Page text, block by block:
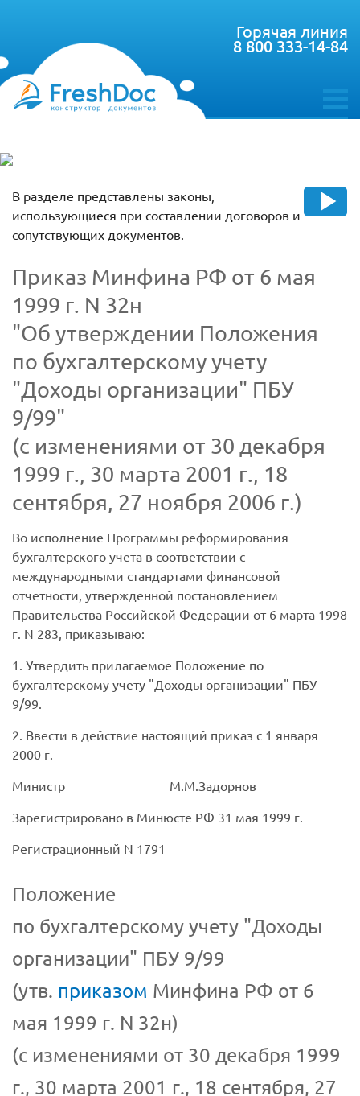
toggle
Горячая линия
8 800 333-14-84
В разделе представлены законы,
использующиеся при составлении договоров и
сопутствующих документов.
Приказ Минфина РФ от 6 мая
1999 г. N 32н
"Об утверждении Положения
по бухгалтерскому учету
"Доходы организации" ПБУ
9/99"
(с изменениями от 30 декабря
1999 г., 30 марта 2001 г., 18
сентября, 27 ноября 2006 г.)
Во исполнение Программы реформирования
бухгалтерского учета в соответствии с
международными стандартами финансовой
отчетности, утвержденной постановлением
Правительства Российской Федерации от 6 марта 1998
г. N 283, приказываю:
1. Утвердить прилагаемое Положение по
бухгалтерскому учету "Доходы организации" ПБУ
9/99.
2. Ввести в действие настоящий приказ с 1 января
2000 г.
Министр
М.М.Задорнов
Зарегистрировано в Минюсте РФ 31 мая 1999 г.
Регистрационный N 1791
Положение
по бухгалтерскому учету "Доходы
организации" ПБУ 9/99
(утв. приказом Минфина РФ от 6
мая 1999 г. N 32н)
(с изменениями от 30 декабря 1999
г., 30 марта 2001 г., 18 сентября, 27